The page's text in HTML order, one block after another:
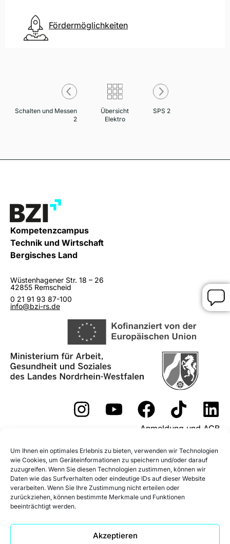
Um Ihnen ein optimales Erlebnis zu bieten, verwenden wir Technologien
wie Cookies, um Geräteinformationen zu speichern und/oder darauf
zuzugreifen. Wenn Sie diesen Technologien zustimmen, können wir
Daten wie das Surfverhalten oder eindeutige IDs auf dieser Website
verarbeiten. Wenn Sie Ihre Zustimmung nicht erteilen oder
zurückziehen, können bestimmte Merkmale und Funktionen
beeinträchtigt werden.
Akzeptieren
Fördermöglichkeiten
Schalten und Messen
2
Übersicht
Elektro
SPS 2
Kompetenzcampus
Technik und Wirtschaft
Bergisches Land
Wüstenhagener Str. 18 – 26
42855 Remscheid
0 21 91 93 87-100
info@bzi-rs.de
Anmeldung und AGB
Widerrufsformular
Fördermöglichkeiten
Impressum
Datenschutz
Datenschutz Social Media